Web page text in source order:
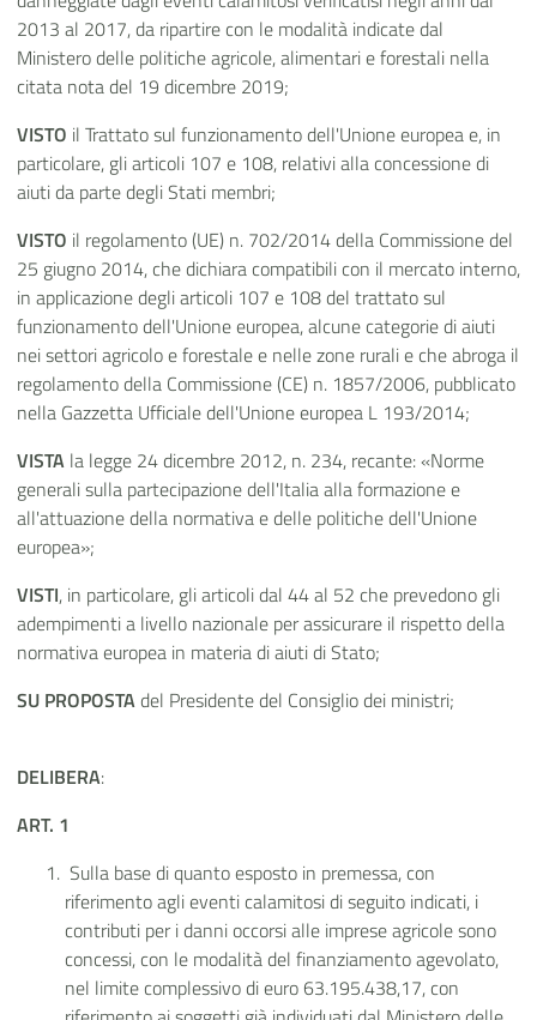
2013 al 2017, da ripartire con le modalità indicate dal
Ministero delle politiche agricole, alimentari e forestali nella
citata nota del 19 dicembre 2019;
VISTO il Trattato sul funzionamento dell'Unione europea e, in
particolare, gli articoli 107 e 108, relativi alla concessione di
aiuti da parte degli Stati membri;
VISTO il regolamento (UE) n. 702/2014 della Commissione del
25 giugno 2014, che dichiara compatibili con il mercato interno,
in applicazione degli articoli 107 e 108 del trattato sul
funzionamento dell'Unione europea, alcune categorie di aiuti
nei settori agricolo e forestale e nelle zone rurali e che abroga il
regolamento della Commissione (CE) n. 1857/2006, pubblicato
nella Gazzetta Ufficiale dell'Unione europea L 193/2014;
VISTA la legge 24 dicembre 2012, n. 234, recante: «Norme
generali sulla partecipazione dell'Italia alla formazione e
all'attuazione della normativa e delle politiche dell'Unione
europea»;
VISTI, in particolare, gli articoli dal 44 al 52 che prevedono gli
adempimenti a livello nazionale per assicurare il rispetto della
normativa europea in materia di aiuti di Stato;
SU PROPOSTAdel Presidente del Consiglio dei ministri;
DELIBERA:
ART. 1
Sulla base di quanto esposto in premessa, con
riferimento agli eventi calamitosi di seguito indicati, i
contributi per i danni occorsi alle imprese agricole sono
concessi, con le modalità del finanziamento agevolato,
nel limite complessivo di euro 63.195.438,17, con